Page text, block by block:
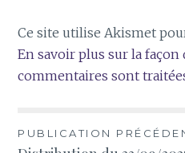
Ce site utilise Akismet
En savoir plus sur la
commentaires sont
Navigation
PUBLICATION